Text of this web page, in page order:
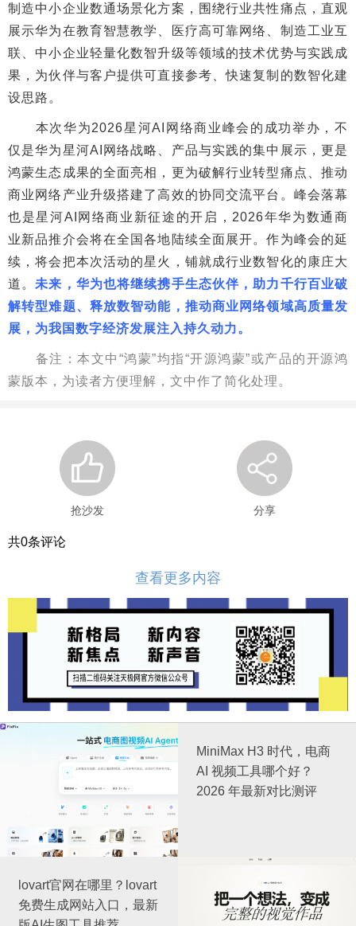
制造中小企业数通场景化方案，围绕行业共性痛点，直观
展示华为在教育智慧教学、医疗高可靠网络、制造工业互
联、中小企业轻量化数智升级等领域的技术优势与实践成
果，为伙伴与客户提供可直接参考、快速复制的数智化建
设思路。
本次华为2026星河AI网络商业峰会的成功举办，不
仅是华为星河AI网络战略、产品与实践的集中展示，更是
鸿蒙生态成果的全面亮相，更为破解行业转型痛点、推动
商业网络产业升级搭建了高效的协同交流平台。峰会落幕
也是星河AI网络商业新征途的开启，2026年华为数通商
业新品推介会将在全国各地陆续全面展开。作为峰会的延
续，将会把本次活动的星火，铺就成行业数智化的康庄大
道。未来，华为也将继续携手生态伙伴，助力千行百业破
解转型难题、释放数智动能，推动商业网络领域高质量发
展，为我国数字经济发展注入持久动力。
备注：本文中“鸿蒙”均指“开源鸿蒙”或产品的开源鸿
蒙版本，为读者方便理解，文中作了简化处理。
抢沙发 分享
共0条评论
查看更多内容
MiniMax H3 时代，电商
AI 视频工具哪个好？
2026 年最新对比测评
lovart官网在哪里？lovart
免费生成网站入口，最新